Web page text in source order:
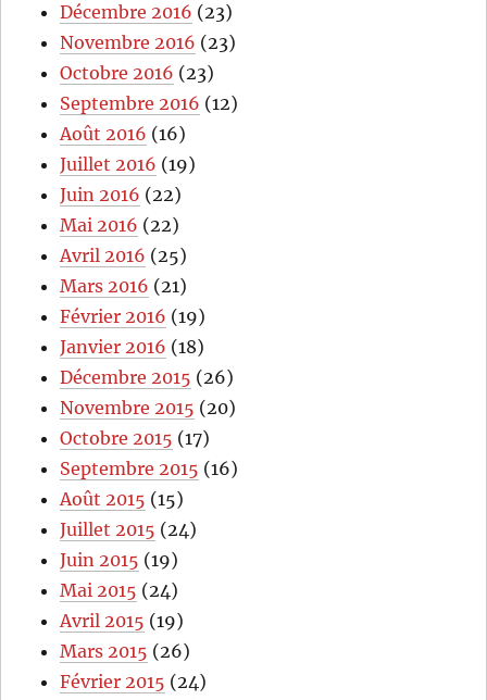
Décembre 2016 (23)
Novembre 2016 (23)
Octobre 2016 (23)
Septembre 2016 (12)
Août 2016 (16)
Juillet 2016 (19)
Juin 2016 (22)
Mai 2016 (22)
Avril 2016 (25)
Mars 2016 (21)
Février 2016 (19)
Janvier 2016 (18)
Décembre 2015 (26)
Novembre 2015 (20)
Octobre 2015 (17)
Septembre 2015 (16)
Août 2015 (15)
Juillet 2015 (24)
Juin 2015 (19)
Mai 2015 (24)
Avril 2015 (19)
Mars 2015 (26)
Février 2015 (24)